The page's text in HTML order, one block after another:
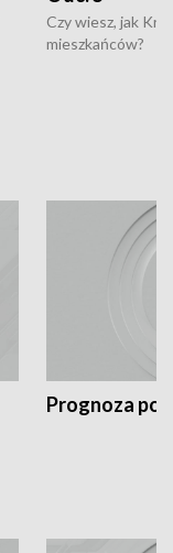
Czy wiesz, jak
mieszkańców?
Prognoza